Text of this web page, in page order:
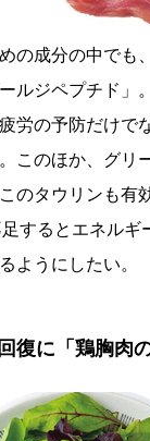
の成分の中でも
ルジペプチド」
労の予防だけで
このほか、グリ
のタウリンも有
するとエネルギ
ようにしたい。
復に「鶏胸肉